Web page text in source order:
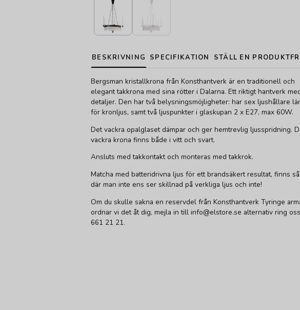
BESKRIVNING SPECIFIKATION STÄLL EN
Bergsman kristallkrona från Konsthantverk är en traditionell och
elegant takkrona med sina rötter i Dalarna. Ett riktigt hantverk
detaljer. Den har två belysningsmöjligheter: har sex ljushållare
för kronljus, samt två ljuspunkter i glaskupan 2 x E27, max 60W.
Det vackra opalglaset dämpar och ger hemtrevlig ljusspridning.
vackra krona finns både i vitt och svart.
Ansluts med takkontakt och monteras med takkrok.
Matcha med batteridrivna ljus för ett brandsäkert resultat, finns
där man inte ens ser skillnad på verkliga ljus och inte!
Om du skulle sakna en reservdel från Konsthantverk Tyringe
ordnar vi det åt dig, mejla in till info@elstore.se alternativ ring
661 21 21.